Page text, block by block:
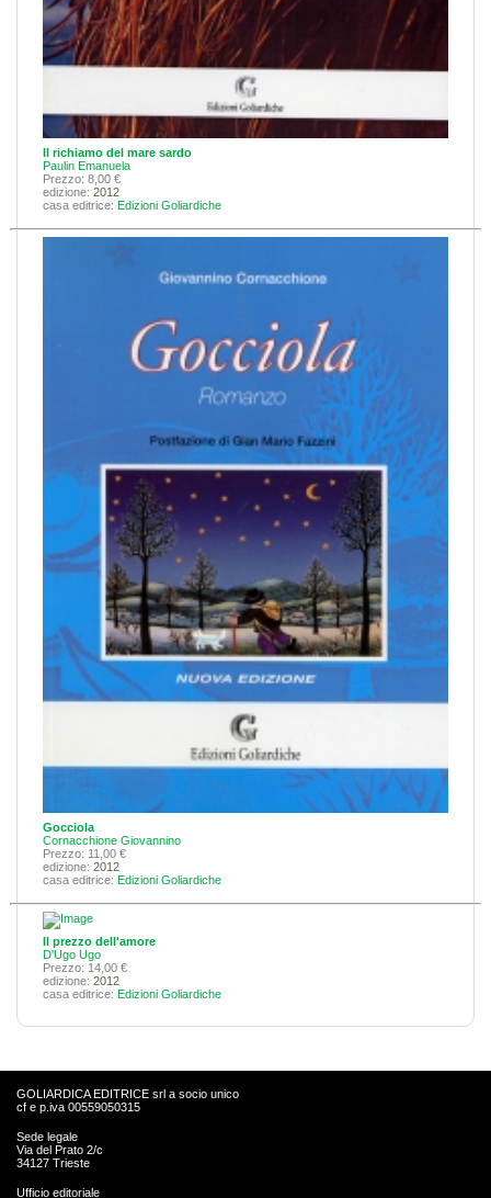
Il richiamo del mare sardo
Paulin Emanuela
Prezzo: 8,00 €
edizione: 2012
casa editrice: Edizioni Goliardiche
Gocciola
Cornacchione Giovannino
Prezzo: 11,00 €
edizione: 2012
casa editrice: Edizioni Goliardiche
Il prezzo dell'amore
D'Ugo Ugo
Prezzo: 14,00 €
edizione: 2012
casa editrice: Edizioni Goliardiche
GOLIARDICA EDITRICE srl a socio unico
cf e p.iva 00559050315
Sede legale
Via del Prato 2/c
34127 Trieste
Ufficio editoriale